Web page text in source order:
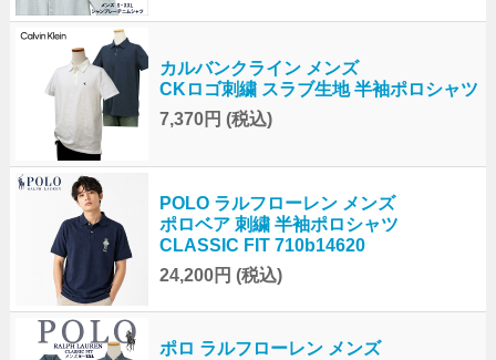
カルバンクライン メンズ
CKロゴ刺繍 スラブ生地 半袖ポロシャツ
7,370円 (税込)
POLO ラルフローレン メンズ
ポロベア 刺繍 半袖ポロシャツ
CLASSIC FIT 710b14620
24,200円 (税込)
ポロ ラルフローレン メンズ